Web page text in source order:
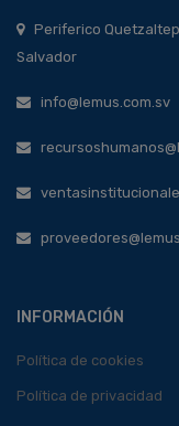
Periferico
Salvador
info@lemus.com.sv
INFORMACIÓN
Política de cookies
Política de privacidad